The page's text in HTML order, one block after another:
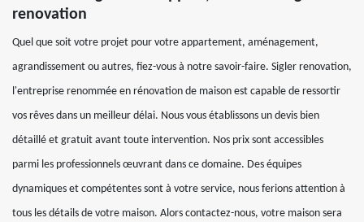
renovation
Quel que soit votre projet pour votre appartement, aménagement,
agrandissement ou autres, fiez-vous à notre savoir-faire. Sigler renovation,
l'entreprise renommée en rénovation de maison est capable de ressortir
vos rêves dans un meilleur délai. Nous vous établissons un devis bien
détaillé et gratuit avant toute intervention. Nos prix sont accessibles
parmi les professionnels œuvrant dans ce domaine. Des équipes
dynamiques et compétentes sont à votre service, nous ferions attention à
tous les détails de votre maison. Alors contactez-nous, votre maison sera